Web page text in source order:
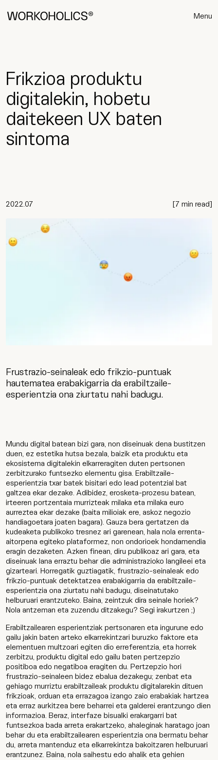
Menu
Frikzioa produktu
digitalekin, hobetu
daitekeen UX baten
sintoma
2022.07 [7 min read]
Frustrazio-seinaleak edo frikzio-puntuak
hautematea erabakigarria da erabiltzaile-
esperientzia ona ziurtatu nahi badugu.
Mundu digital batean bizi gara, non diseinuak dena bustitzen
duen, ez estetika hutsa bezala, baizik eta produktu eta
ekosistema digitalekin elkarreragiten duten pertsonen
zerbitzurako funtsezko elementu gisa. Erabiltzaile-
esperientzia txar batek bisitari edo lead potentzial bat
galtzea ekar dezake. Adibidez, erosketa-prozesu batean,
irteeren portzentaia murrizteak milaka eta milaka euro
aurreztea ekar dezake (baita milioiak ere, askoz negozio
handiagoetara joaten bagara). Gauza bera gertatzen da
kudeaketa publikoko tresnez ari garenean, hala nola errenta-
aitorpena egiteko plataformez, non ondorioek hondamendia
eragin dezaketen. Azken finean, diru publikoaz ari gara, eta
diseinuak lana erraztu behar die administrazioko langileei eta
gizarteari. Horregatik guztiagatik, frustrazio-seinaleak edo
frikzio-puntuak detektatzea erabakigarria da erabiltzaile-
esperientzia ona ziurtatu nahi badugu, diseinatutako
helburuari erantzuteko. Baina, zeintzuk dira seinale horiek?
Nola antzeman eta zuzendu ditzakegu? Segi irakurtzen ;)
Erabiltzailearen esperientziak pertsonaren eta ingurune edo
gailu jakin baten arteko elkarrekintzari buruzko faktore eta
elementuen multzoari egiten dio erreferentzia, eta horrek
zerbitzu, produktu digital edo gailu baten pertzepzio
positiboa edo negatiboa eragiten du. Pertzepzio hori
frustrazio-seinaleen bidez ebalua dezakegu; zenbat eta
gehiago murriztu erabiltzaileak produktu digitalarekin dituen
frikzioak, orduan eta errazagoa izango zaio erabakiak hartzea
eta erraz aurkitzea bere beharrei eta galderei erantzungo dien
informazioa. Beraz, interfaze bisualki erakargarri bat
funtsezkoa bada arreta erakartzeko, ahaleginak haratago joan
behar du eta erabiltzailearen esperientzia ona bermatu behar
du, arreta mantenduz eta elkarrekintza bakoitzaren helburuari
erantzunez. Baina, nola saihestu edo ahalik eta gehien